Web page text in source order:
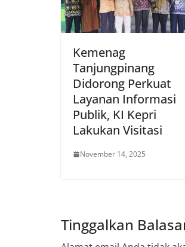
Kemenag
Tanjungpinang
Didorong Perkuat
Layanan Informasi
Publik, KI Kepri
Lakukan Visitasi
November 14, 2025
Tinggalkan